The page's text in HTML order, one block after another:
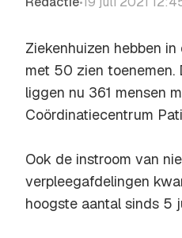
Ziekenhuizen hebben
met 50 zien toenemen.
liggen nu 361 mensen
Coördinatiecentrum
Ook de instroom van
verpleegafdelingen
hoogste aantal sinds 5